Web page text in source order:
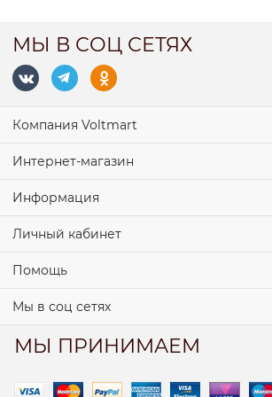
МЫ В СОЦ СЕТЯХ
Компания Voltmart
Интернет-магазин
Информация
Личный кабинет
Помощь
Мы в соц сетях
МЫ ПРИНИМАЕМ